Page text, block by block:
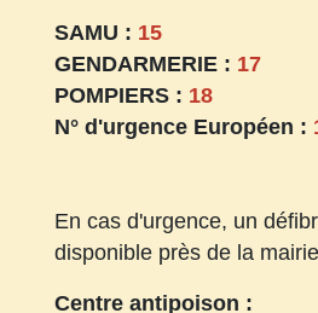
SAMU : 15
GENDARMERIE : 17
POMPIERS : 18
N° d'urgence Européen :
En cas d'urgence, un
disponible près de la
Centre antipoison :